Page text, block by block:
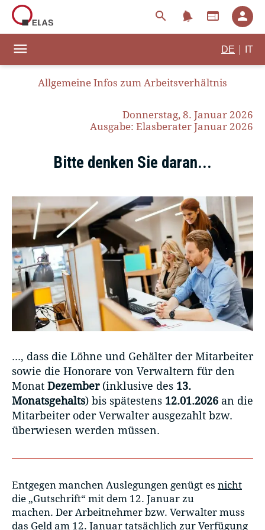
search notifications web person
menu DE IT
Allgemeine Infos zum Arbeitsverhältnis
Donnerstag, 8. Januar 2026
Ausgabe: Elasberater Januar 2026
Bitte denken Sie daran...
..., dass die Löhne und Gehälter der Mitarbeiter
sowie die Honorare von Verwaltern für den
Monat Dezember(inklusive des 13.
Monatsgehalts) bis spätestens 12.01.2026 an die
Mitarbeiter oder Verwalter ausgezahlt bzw.
überwiesen werden müssen.
Entgegen manchen Auslegungen genügt es nicht
die „Gutschrift“ mit dem 12. Januar zu
machen. Der Arbeitnehmer bzw. Verwalter muss
das Geld am 12. Januar tatsächlich zur Verfügung